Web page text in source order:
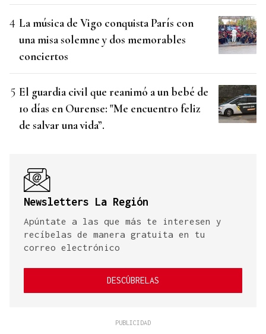
La música de Vigo conquista París con
una misa solemne y dos memorables
conciertos
El guardia civil que reanimó a un bebé de
10 días en Ourense: "Me encuentro feliz
de salvar una vida”.
Newsletters La Región
Apúntate a las que más te interesen y
recíbelas de manera gratuita en tu
correo electrónico
DESCÚBRELAS